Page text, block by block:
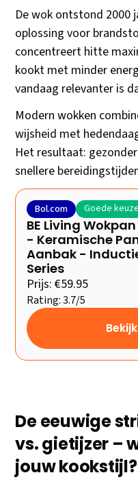
De wok ontstond 2000
oplossing voor
concentreert hitte
kookt met minder
vandaag relevanter is
Modern wokken
wijsheid met
Het resultaat:
snellere
Bol.com Goede keuze
BE Living
- Keramische
Aanbak -
Series
Prijs: €59.95
Rating: 3.7/5
De eeuwige
vs. gietijzer –
jouw kookstijl?